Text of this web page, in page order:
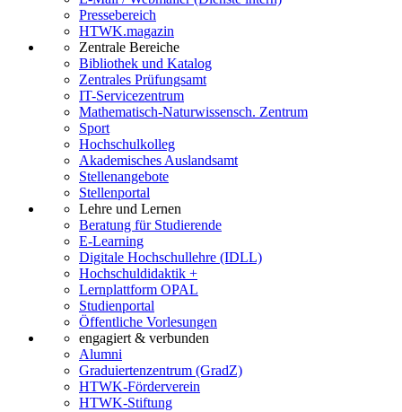
Pressebereich
HTWK.magazin
Zentrale Bereiche
Bibliothek und Katalog
Zentrales Prüfungsamt
IT-Servicezentrum
Mathematisch-Naturwissensch. Zentrum
Sport
Hochschulkolleg
Akademisches Auslandsamt
Stellenangebote
Stellenportal
Lehre und Lernen
Beratung für Studierende
E-Learning
Digitale Hochschullehre (IDLL)
Hochschuldidaktik +
Lernplattform OPAL
Studienportal
Öffentliche Vorlesungen
engagiert & verbunden
Alumni
Graduiertenzentrum (GradZ)
HTWK-Förderverein
HTWK-Stiftung